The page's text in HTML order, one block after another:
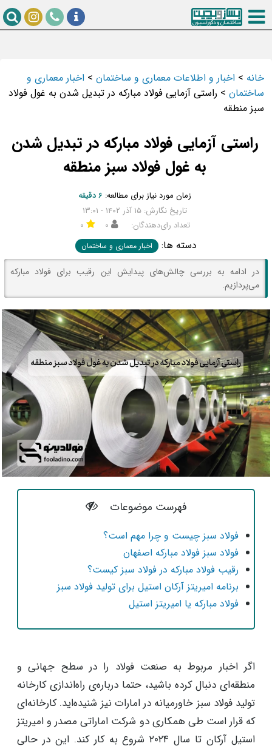
خانه>اخبار و اطلاعات معماری و ساختمان>اخبار معماری و
ساختمان>راستی آزمایی فولاد مبارکه در تبدیل شدن به غول فولاد
سبز منطقه
راستی آزمایی فولاد مبارکه در تبدیل شدن
به غول فولاد سبز منطقه
زمان مورد نیاز برای مطالعه:۶ دقیقه
تاریخ نگارش: ۱۵ آذر ۱۴۰۲ - ۱۳:۰۱
تعداد رای‌دهندگان:
۰ ۰
دسته ها: اخبار معماری و ساختمان
در ادامه به بررسی چالش‌های پیدایش این رقیب برای فولاد مبارکه
می‌پردازیم.
فهرست موضوعات
فولاد سبز چیست و چرا مهم است؟
فولاد سبز فولاد مبارکه اصفهان
رقیب فولاد مبارکه در فولاد سبز کیست؟
برنامه امیریتز آرکان استیل برای تولید فولاد سبز
فولاد مبارکه یا امیریتز استیل
اگر اخبار مربوط به صنعت فولاد را در سطح جهانی و
منطقه‌ای دنبال کرده باشید، حتما درباره‌ی راه‌اندازی کارخانه
تولید فولاد سبز خاورمیانه در امارات نیز شنیده‌اید. کارخانه‌ای
که قرار است طی همکاری دو شرکت اماراتی مصدر و امیریتز
استیل آرکان تا سال ۲۰۲۴ شروع به کار کند. این در حالی